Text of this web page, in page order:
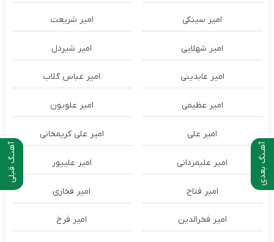
آهنـگ قبلی آهـنگ بعدی
امیر سینکی امیر شریعت
امیر شهلایی امیر شیردل
امیر عابدینی امیر عباس گلاب
امیر عظیمی امیر علویون
امیر علی امیر علی کریمخانی
امیر علیمردانی امیر علیپور
امیر فتاح امیر فخاری
امیر فخرالدین امیر فرخ